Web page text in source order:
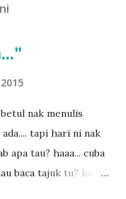
nak menulis
tapi hari ni nak
apa tau? haaa... cuba
baca tajuk tu? kalau